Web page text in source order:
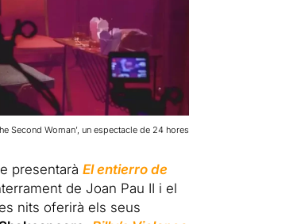
Second Woman’, un espectacle de 24 hores
presentarà El entierro de
de Joan Pau II i el
nits oferirà els seus